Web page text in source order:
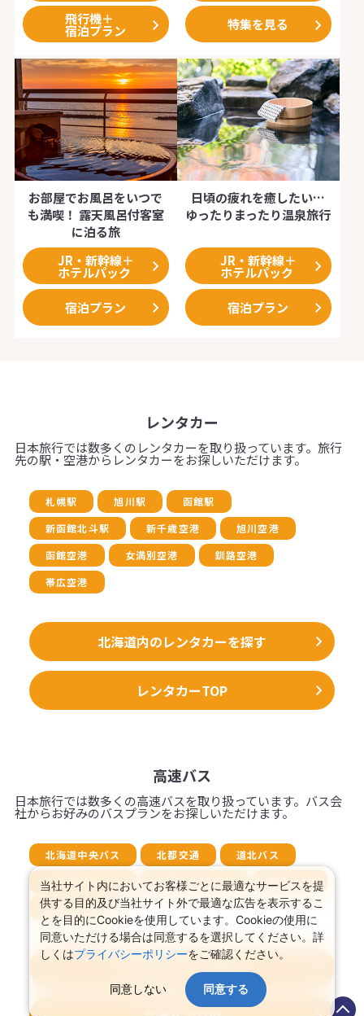
飛行機＋
宿泊プラン 特集を見る
お部屋でお風呂をいつで
も満喫！ 露天風呂付客室
に泊る旅
JR・新幹線＋
ホテルパック
宿泊プラン
日頃の疲れを癒したい…
ゆったりまったり温泉旅行
JR・新幹線＋
ホテルパック
宿泊プラン
レンタカー
日本旅行では数多くのレンタカーを取り扱っています。旅行
先の駅・空港からレンタカーをお探しいただけます。
札幌駅 旭川駅
函館駅
新函館北斗駅
新千歳空港
旭川空港
函館空港
女満別空港
釧路空港
帯広空港
北海道内のレンタカーを探す
レンタカーTOP
高速バス
日本旅行では数多くの高速バスを取り扱っています。バス会
社からお好みのバスプランをお探しいただけます。
北海道中央バス 北都交通
道北バス
北海道拓殖バス
北海道北見バス
斜里バス
北海道バス
北海道発 → 北海道着
当社サイト内においてお客様ごとに最適なサービスを提
供する目的及び当社サイト外で最適な広告を表示するこ
とを目的にCookieを使用しています。Cookieの使用に
同意いただける場合は同意するを選択してください。詳
しくはプライバシーポリシーをご確認ください。
同意しない 同意する